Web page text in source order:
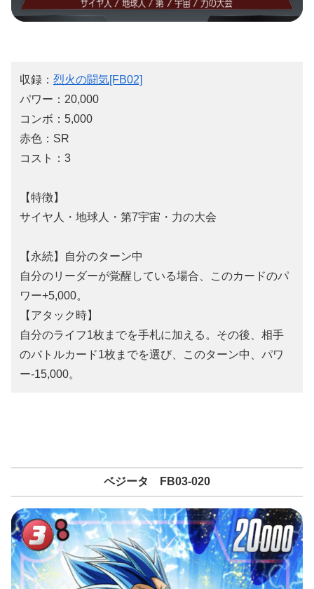
収録： 烈火の闘気[FB02]
パワー：20,000
コンボ：5,000
赤色：SR
コスト：3
【特徴】
サイヤ人・地球人・第7宇宙・力の大会
【永続】自分のターン中
自分のリーダーが覚醒している場合、このカードのパ
ワー+5,000。
【アタック時】
自分のライフ1枚までを手札に加える。その後、相手
のバトルカード1枚までを選び、このターン中、パワ
ー-15,000。
ベジータ FB03-020